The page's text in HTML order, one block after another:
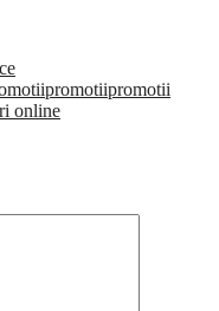
promotiipromotii
online